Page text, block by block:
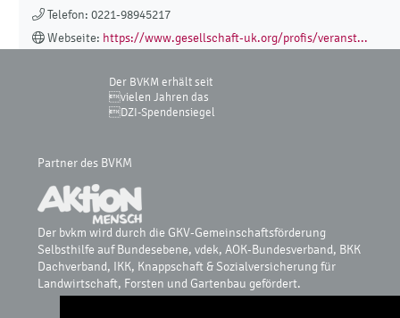
Telefon: 0221-98945217
Webseite: https://www.gesellschaft-uk.org/profis/veranst...
Der BVKM erhält seit
vielen Jahren das
DZI-Spendensiegel
Partner des BVKM
Der bvkm wird durch die GKV-Gemeinschaftsförderung
Selbsthilfe auf Bundesebene, vdek, AOK-Bundesverband, BKK
Dachverband, IKK, Knappschaft & Sozialversicherung für
Landwirtschaft, Forsten und Gartenbau gefördert.